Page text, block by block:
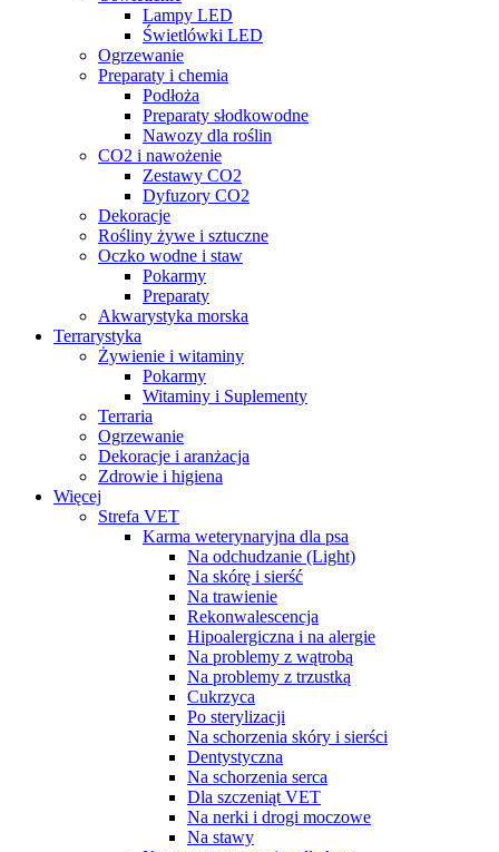
Lampy LED
Świetlówki LED
Ogrzewanie
Preparaty i chemia
Podłoża
Preparaty słodkowodne
Nawozy dla roślin
CO2 i nawożenie
Zestawy CO2
Dyfuzory CO2
Dekoracje
Rośliny żywe i sztuczne
Oczko wodne i staw
Pokarmy
Preparaty
Akwarystyka morska
Terrarystyka
Żywienie i witaminy
Pokarmy
Witaminy i Suplementy
Terraria
Ogrzewanie
Dekoracje i aranżacja
Zdrowie i higiena
Więcej
Strefa VET
Karma weterynaryjna dla psa
Na odchudzanie (Light)
Na skórę i sierść
Na trawienie
Rekonwalescencja
Hipoalergiczna i na alergie
Na problemy z wątrobą
Na problemy z trzustką
Cukrzyca
Po sterylizacji
Na schorzenia skóry i sierści
Dentystyczna
Na schorzenia serca
Dla szczeniąt VET
Na nerki i drogi moczowe
Na stawy